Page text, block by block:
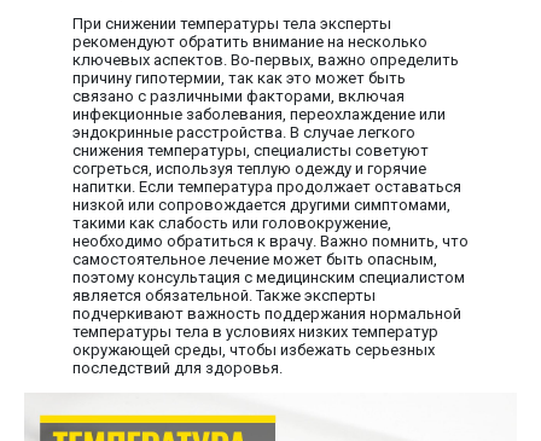
При снижении температуры тела эксперты
рекомендуют обратить внимание на несколько
ключевых аспектов. Во-первых, важно определить
причину гипотермии, так как это может быть
связано с различными факторами, включая
инфекционные заболевания, переохлаждение или
эндокринные расстройства. В случае легкого
снижения температуры, специалисты советуют
согреться, используя теплую одежду и горячие
напитки. Если температура продолжает оставаться
низкой или сопровождается другими симптомами,
такими как слабость или головокружение,
необходимо обратиться к врачу. Важно помнить, что
самостоятельное лечение может быть опасным,
поэтому консультация с медицинским специалистом
является обязательной. Также эксперты
подчеркивают важность поддержания нормальной
температуры тела в условиях низких температур
окружающей среды, чтобы избежать серьезных
последствий для здоровья.